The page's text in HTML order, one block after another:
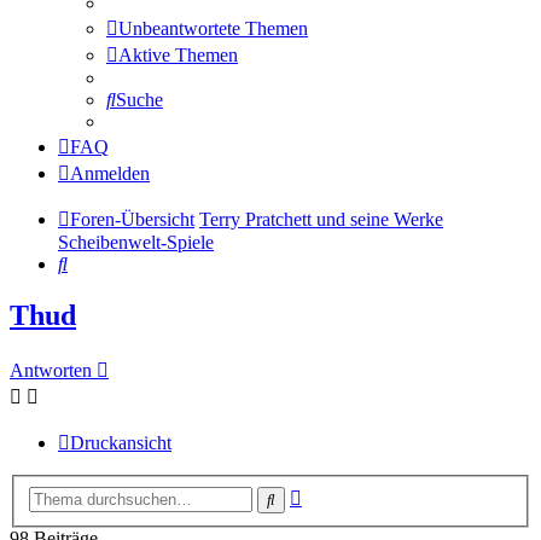
Unbeantwortete Themen
Aktive Themen
Suche
FAQ
Anmelden
Foren-Übersicht Terry Pratchett und seine Werke
Scheibenwelt-Spiele
Suche
Thud
Antworten
Druckansicht
Suche